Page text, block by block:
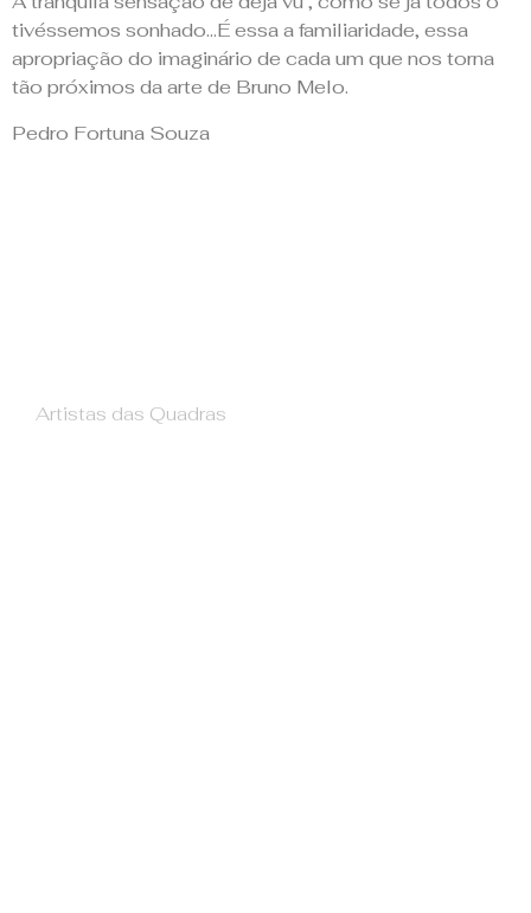
tivéssemos sonhado…É essa a familiaridade, essa
apropriação do imaginário de cada um que nos torna
tão próximos da arte de Bruno Melo.
Pedro Fortuna Souza
Artistas das Quadras